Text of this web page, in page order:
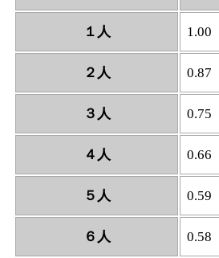
１人 1.00
２人 0.87
３人 0.75
４人 0.66
５人 0.59
６人 0.58